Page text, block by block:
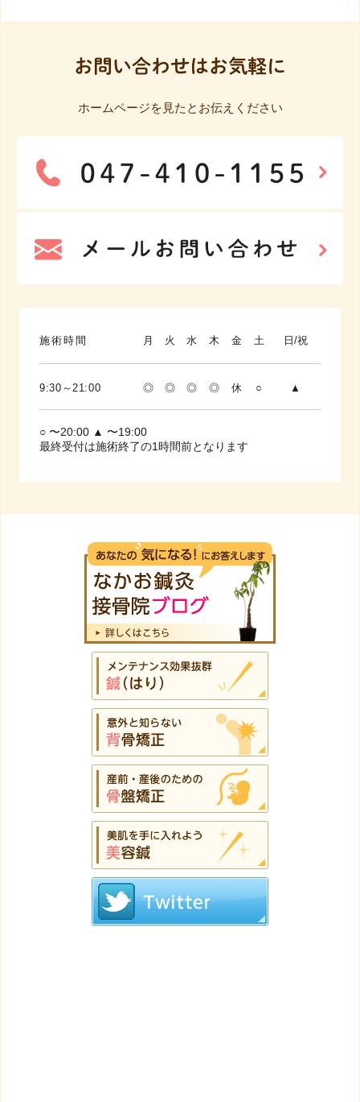
お問い合わせはお気軽に
ホームページを見たとお伝えください
施術時間 月 火 水 木 金 土 日/祝
9:30～21:00 ◎ ◎ ◎ ◎ 休 ○ ▲
○ 〜20:00 ▲ 〜19:00
最終受付は施術終了の1時間前となります